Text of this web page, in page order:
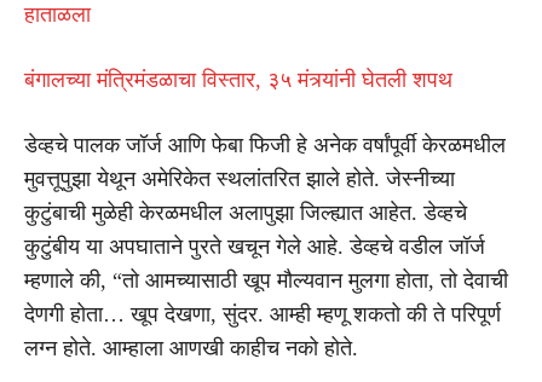
हाताळला
बंगालच्या मंत्रिमंडळाचा विस्तार, ३५ मंत्र्यांनी घेतली शपथ
डेव्हचे पालक जॉर्ज आणि फेबा फिजी हे अनेक वर्षांपूर्वी केरळमधील
मुवत्तूपुझा येथून अमेरिकेत स्थलांतरित झाले होते. जेस्नीच्या
कुटुंबाची मुळेही केरळमधील अलापुझाजिल्ह्यात आहेत. डेव्हचे
कुटुंबीय या अपघाताने पुरते खचून गेले आहे. डेव्हचे वडील जॉर्ज
म्हणाले की, “तो आमच्यासाठी खूप मौल्यवान मुलगा होता, तो देवाची
देणगी होता… खूप देखणा, सुंदर. आम्ही म्हणू शकतो की ते परिपूर्ण
लग्न होते. आम्हाला आणखी काहीच नको होते.